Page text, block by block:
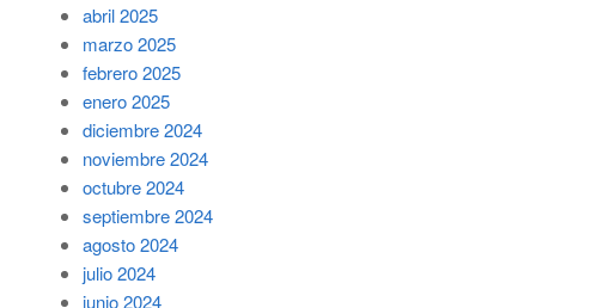
abril 2025
marzo 2025
febrero 2025
enero 2025
diciembre 2024
noviembre 2024
octubre 2024
septiembre 2024
agosto 2024
julio 2024
junio 2024